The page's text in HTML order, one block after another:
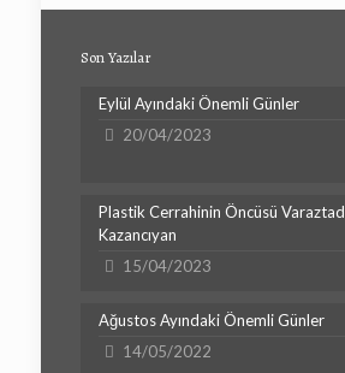
Son Yazılar
Eylül Ayındaki Önemli Günler
20/04/2023
Plastik Cerrahinin Öncüsü Varaztad
Kazancıyan
15/04/2023
Ağustos Ayındaki Önemli Günler
14/05/2022